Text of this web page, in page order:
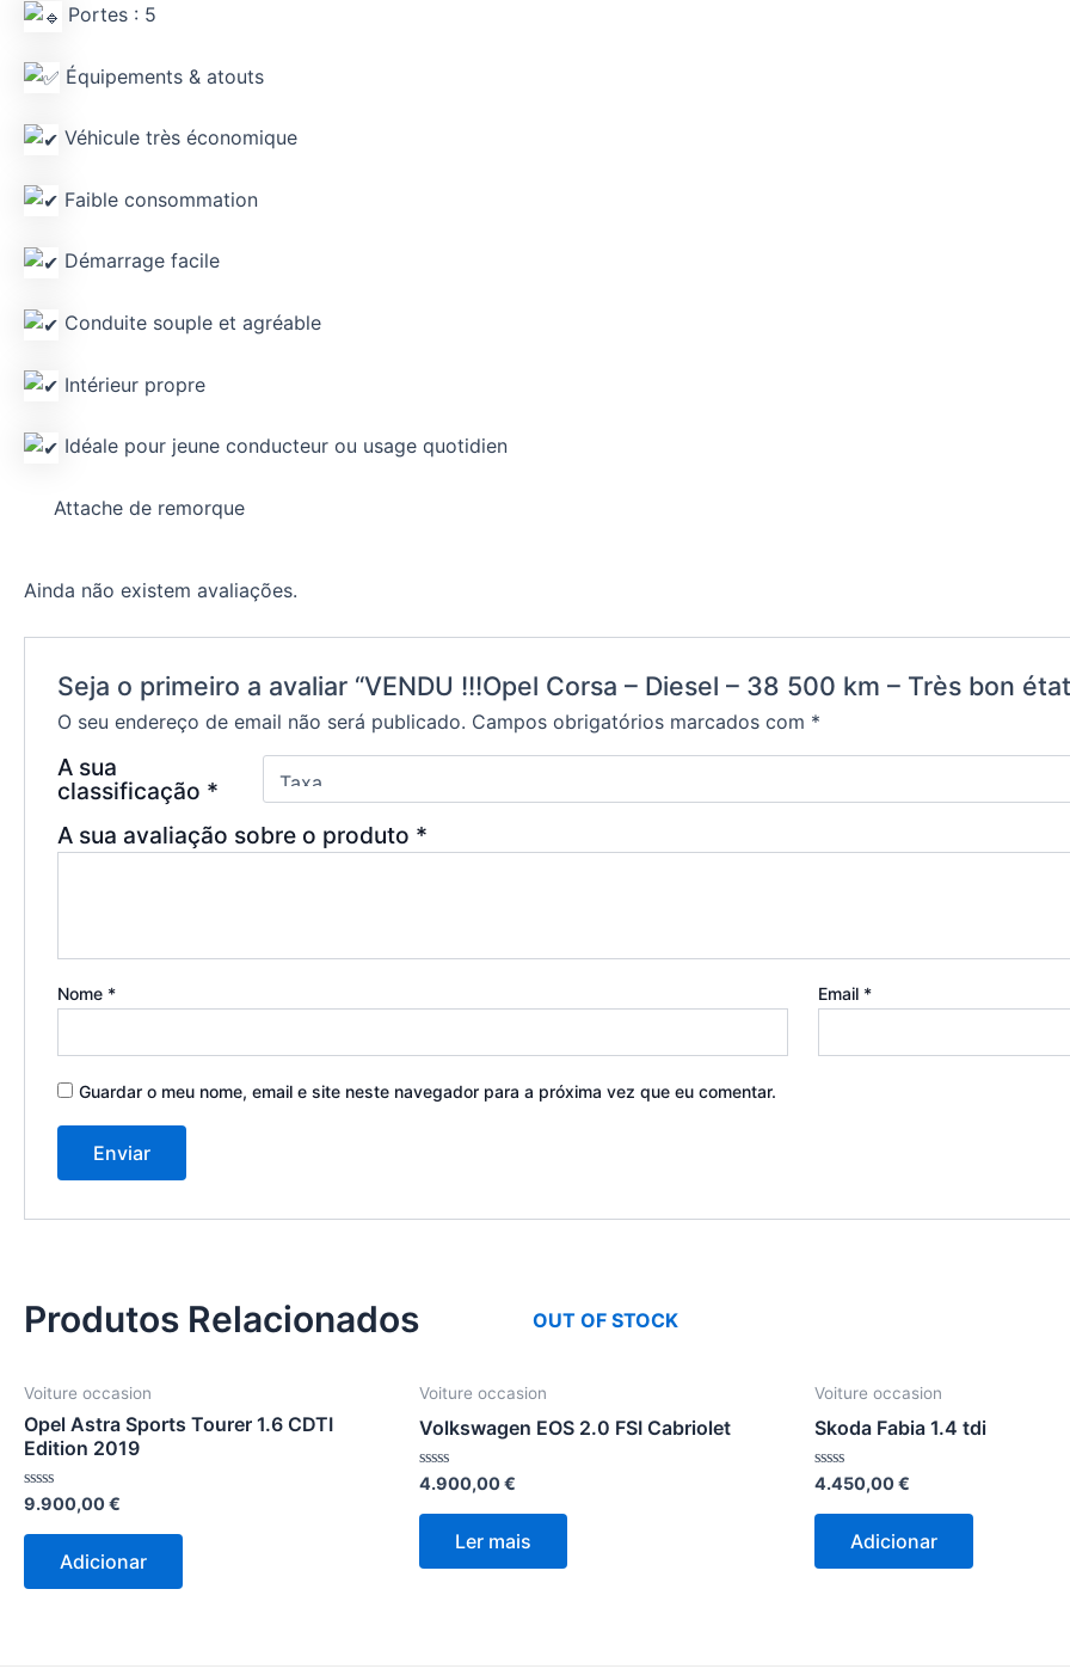
Portes : 5
Équipements & atouts
Véhicule très économique
Faible consommation
Démarrage facile
Conduite souple et agréable
Intérieur propre
Idéale pour jeune conducteur ou usage quotidien
Attache de remorque
Ainda não existem avaliações.
Seja o primeiro a avaliar “VENDU !!!Opel Corsa – Diesel – 38 500 km – Très bon
O seu endereço de email não será publicado. Campos obrigatórios marcados com *
A sua
classificação *
A sua avaliação sobre o produto *
Nome * Email *
Guardar o meu nome, email e site neste navegador para a próxima vez que eu comentar.
Produtos Relacionados
Voiture occasion
Opel Astra Sports Tourer 1.6 CDTI
Edition 2019
Avaliação
de
9.900,00€
Adicionar
OUT OF STOCK
Voiture occasion
Volkswagen EOS 2.0 FSI Cabriolet
Avaliação
de
4.900,00€
Ler mais
Voiture occasion
Skoda Fabia 1.4 tdi
Avaliação
de
4.450,00€
Adicionar